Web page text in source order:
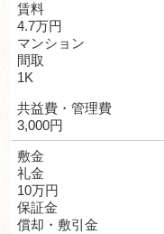
賃料
4.7万円
マンション
間取
1K
共益費・管理費
3,000円
敷金
礼金
10万円
保証金
償却・敷引金